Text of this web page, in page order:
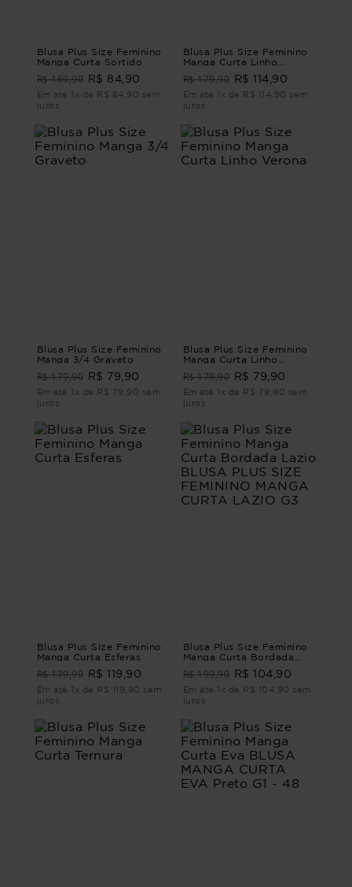
Blusa Plus Size Feminino
Manga Curta Sortido
R$ 169,90 R$ 84,90
Em até 1x de R$ 84,90 sem
juros
Blusa Plus Size Feminino
Manga Curta Linho
R$ 179,90 R$ 114,90
Em até 1x de R$ 114,90 sem
juros
Blusa Plus Size Feminino
Manga 3/4 Graveto
R$ 179,90 R$ 79,90
Em até 1x de R$ 79,90 sem
juros
Blusa Plus Size Feminino
Manga Curta Linho
R$ 179,90 R$ 79,90
Em até 1x de R$ 79,90 sem
juros
Blusa Plus Size Feminino
Manga Curta Esferas
R$ 179,90 R$ 119,90
Em até 1x de R$ 119,90 sem
juros
Blusa Plus Size Feminino
Manga Curta Bordada
FEMININO MANGA CURTA
LAZIO G3
R$ 199,90 R$ 104,90
Em até 1x de R$ 104,90 sem
juros